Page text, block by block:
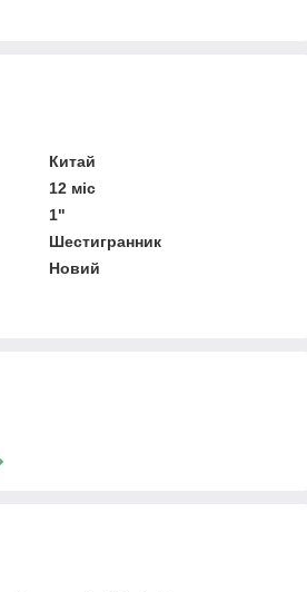
Китай
12 міс
1"
Шестигранник
Новий